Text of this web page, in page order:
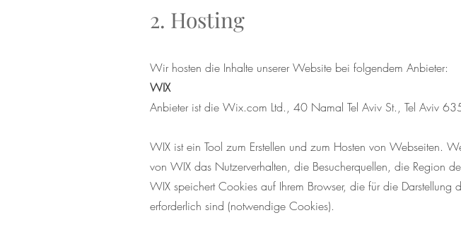
2. Hosting
Wir hosten die Inhalte unserer Website bei folgendem Anbieter:
WIX
Anbieter ist die Wix.com Ltd., 40 Namal Tel Aviv St., Tel Aviv
WIX ist ein Tool zum Erstellen und zum Hosten von Webseiten.
von WIX das Nutzerverhalten, die Besucherquellen, die Region
WIX speichert Cookies auf Ihrem Browser, die für die
erforderlich sind (notwendige Cookies).